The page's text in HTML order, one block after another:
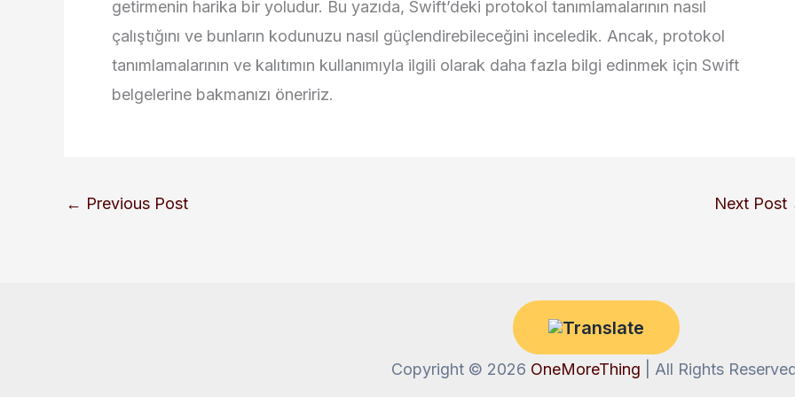
getirmenin harika bir yoludur. Bu yazıda, Swift’deki protokol tanımlamalarının nasıl
çalıştığını ve bunların kodunuzu nasıl güçlendirebileceğini inceledik. Ancak, protokol
tanımlamalarının ve kalıtımın kullanımıyla ilgili olarak daha fazla bilgi edinmek için Swift
belgelerine bakmanızı öneririz.
← Previous Post Next Post
Copyright © 2026 OneMoreThing | All Rights